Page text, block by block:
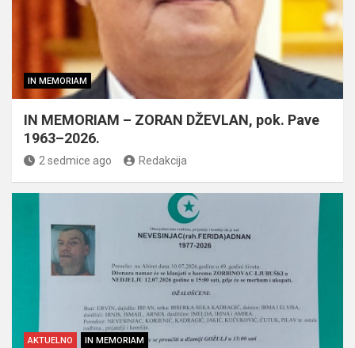
IN MEMORIAM
IN MEMORIAM – ZORAN DŽEVLAN, pok. Pave
1963–2026.
2 sedmice ago Redakcija
AKTUELNO IN MEMORIAM